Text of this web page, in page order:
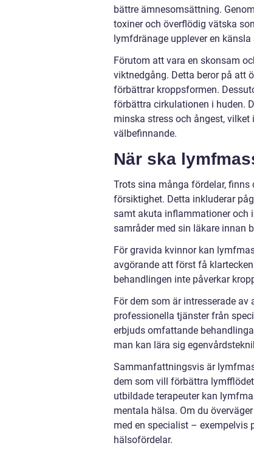
bättre ämnesomsättning.
toxiner och överflödig vätska
lymfdränage upplever en
Förutom att vara en skonsam
viktnedgång. Detta beror på att
förbättrar kroppsformen.
förbättra cirkulationen i huden.
minska stress och ångest,
välbefinnande.
När ska
Trots sina många fördelar,
försiktighet. Detta inkluderar
samt akuta inflammationer och
samråder med sin läkare innan
För gravida kvinnor kan
avgörande att först få
behandlingen inte påverkar
För dem som är intresserade
professionella tjänster från
erbjuds omfattande
man kan lära sig
Sammanfattningsvis är
dem som vill förbättra
utbildade terapeuter kan
mentala hälsa. Om du
med en specialist – exempelvis
hälsofördelar.